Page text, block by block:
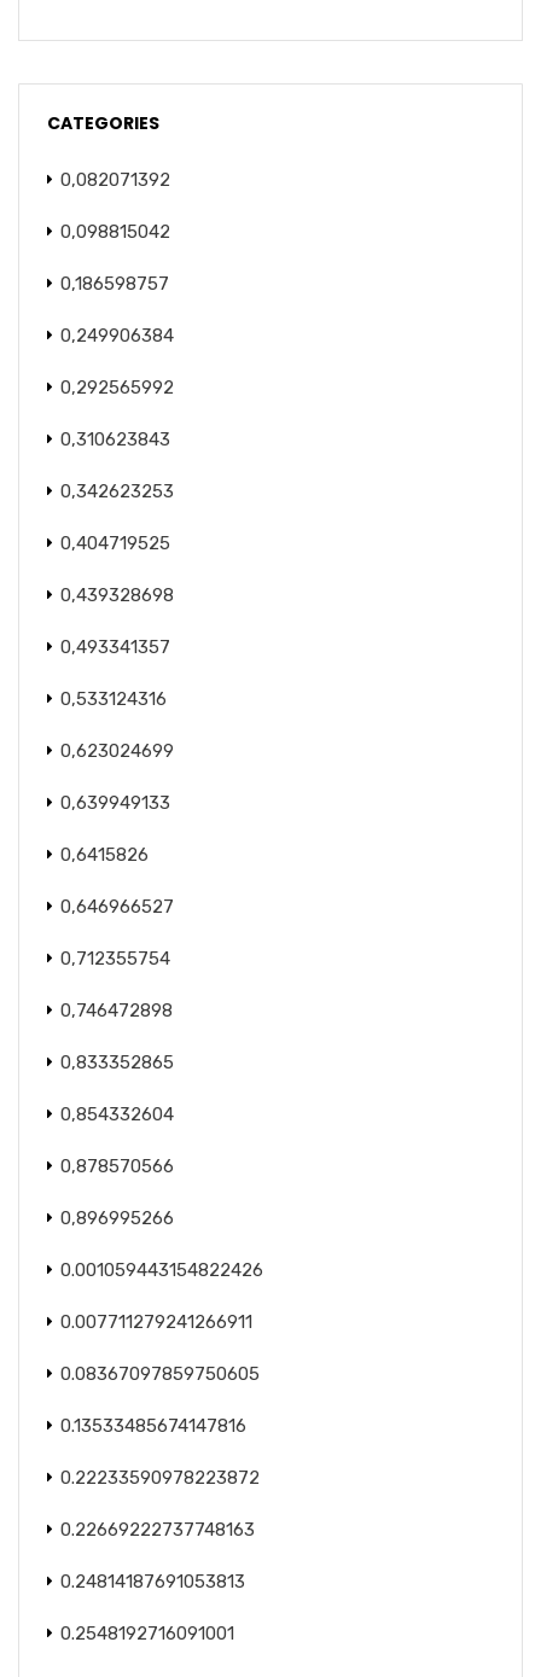
CATEGORIES
0,082071392
0,098815042
0,186598757
0,249906384
0,292565992
0,310623843
0,342623253
0,404719525
0,439328698
0,493341357
0,533124316
0,623024699
0,639949133
0,6415826
0,646966527
0,712355754
0,746472898
0,833352865
0,854332604
0,878570566
0,896995266
0.001059443154822426
0.007711279241266911
0.08367097859750605
0.13533485674147816
0.22233590978223872
0.22669222737748163
0.24814187691053813
0.2548192716091001